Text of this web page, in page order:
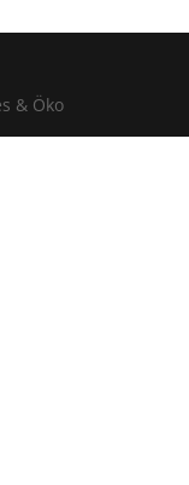
& Öko